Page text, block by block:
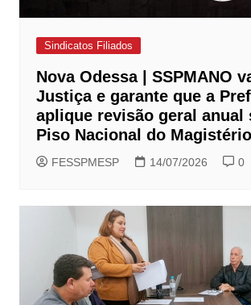
Sindicatos Filiados
Nova Odessa | SSPMANO
Justiça e garante que a
aplique revisão geral anual
Piso Nacional do Magistério
FESSPMESP 14/07/2026 0